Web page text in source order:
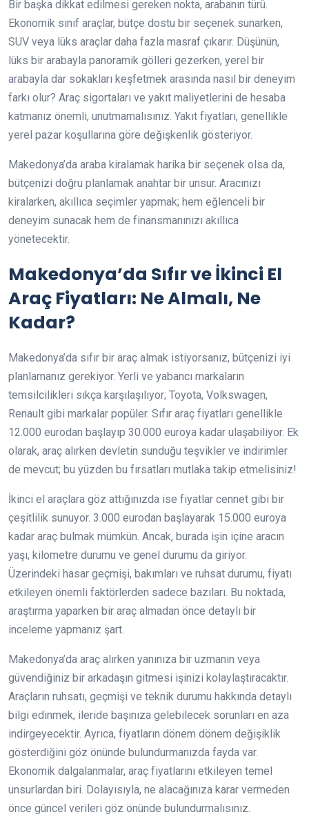
Bir başka dikkat edilmesi gereken nokta, arabanın türü.
Ekonomik sınıf araçlar, bütçe dostu bir seçenek sunarken,
SUV veya lüks araçlar daha fazla masraf çıkarır. Düşünün,
lüks bir arabayla panoramik gölleri gezerken, yerel bir
arabayla dar sokakları keşfetmek arasında nasıl bir deneyim
farkı olur? Araç sigortaları ve yakıt maliyetlerini de hesaba
katmanız önemli, unutmamalısınız. Yakıt fiyatları, genellikle
yerel pazar koşullarına göre değişkenlik gösteriyor.
Makedonya’da araba kiralamak harika bir seçenek olsa da,
bütçenizi doğru planlamak anahtar bir unsur. Aracınızı
kiralarken, akıllıca seçimler yapmak; hem eğlenceli bir
deneyim sunacak hem de finansmanınızı akıllıca
yönetecektir.
Makedonya’da Sıfır ve İkinci El
Araç Fiyatları: Ne Almalı, Ne
Kadar?
Makedonya’da sıfır bir araç almak istiyorsanız, bütçenizi iyi
planlamanız gerekiyor. Yerli ve yabancı markaların
temsilcilikleri sıkça karşılaşılıyor; Toyota, Volkswagen,
Renault gibi markalar popüler. Sıfır araç fiyatları genellikle
12.000 eurodan başlayıp 30.000 euroya kadar ulaşabiliyor. Ek
olarak, araç alırken devletin sunduğu teşvikler ve indirimler
de mevcut; bu yüzden bu fırsatları mutlaka takip etmelisiniz!
İkinci el araçlara göz attığınızda ise fiyatlar cennet gibi bir
çeşitlilik sunuyor. 3.000 eurodan başlayarak 15.000 euroya
kadar araç bulmak mümkün. Ancak, burada işin içine aracın
yaşı, kilometre durumu ve genel durumu da giriyor.
Üzerindeki hasar geçmişi, bakımları ve ruhsat durumu, fiyatı
etkileyen önemli faktörlerden sadece bazıları. Bu noktada,
araştırma yaparken bir araç almadan önce detaylı bir
inceleme yapmanız şart.
Makedonya’da araç alırken yanınıza bir uzmanın veya
güvendiğiniz bir arkadaşın gitmesi işinizi kolaylaştıracaktır.
Araçların ruhsatı, geçmişi ve teknik durumu hakkında detaylı
bilgi edinmek, ileride başınıza gelebilecek sorunları en aza
indirgeyecektir. Ayrıca, fiyatların dönem dönem değişiklik
gösterdiğini göz önünde bulundurmanızda fayda var.
Ekonomik dalgalanmalar, araç fiyatlarını etkileyen temel
unsurlardan biri. Dolayısıyla, ne alacağınıza karar vermeden
önce güncel verileri göz önünde bulundurmalısınız.